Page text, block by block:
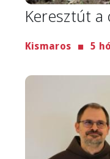
Keresztút a
Kismaros 5
Image